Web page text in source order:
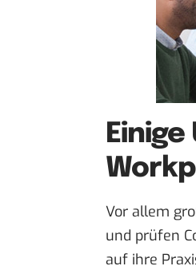
Vor allem
und prüfen
auf ihre